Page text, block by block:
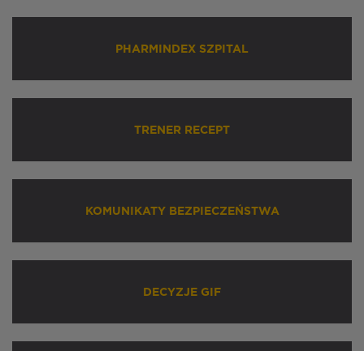
PHARMINDEX SZPITAL
TRENER RECEPT
KOMUNIKATY BEZPIECZEŃSTWA
DECYZJE GIF